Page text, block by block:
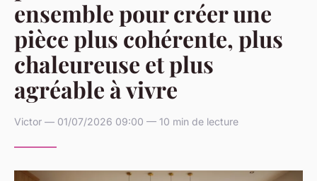
ensemble pour créer une
pièce plus cohérente, plus
chaleureuse et plus
agréable à vivre
Victor — 01/07/2026 09:00 — 10 min de lecture